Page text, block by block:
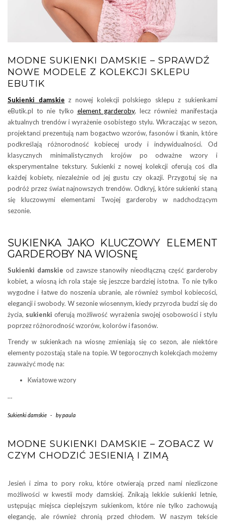
MODNE SUKIENKI DAMSKIE – SPRAWDŹ
NOWE MODELE Z KOLEKCJI SKLEPU
EBUTIK
Sukienki damskie z nowej kolekcji polskiego sklepu z sukienkami
eButik.pl to nie tylko element garderoby, lecz również manifestacja
aktualnych trendów i wyrażenie osobistego stylu. Wkraczając w sezon,
projektanci prezentują nam bogactwo wzorów, fasonów i tkanin, które
podkreślają różnorodność kobiecej urody i indywidualności. Od
klasycznych minimalistycznych krojów po odważne wzory i
eksperymentalne tekstury. Sukienki z nowej kolekcji oferują coś dla
każdej kobiety, niezależnie od jej gustu czy okazji. Przygotuj się na
podróż przez świat najnowszych trendów. Odkryj, które sukienki staną
się kluczowymi elementami Twojej garderoby w nadchodzącym
sezonie.
SUKIENKA JAKO KLUCZOWY ELEMENT
GARDEROBY NA WIOSNĘ
Sukienki damskie od zawsze stanowiły nieodłączną część garderoby
kobiet, a wiosną ich rola staje się jeszcze bardziej istotna. To nie tylko
wygodne i łatwe do noszenia ubranie, ale również symbol kobiecości,
elegancji i swobody. W sezonie wiosennym, kiedy przyroda budzi się do
życia, sukienki oferują możliwość wyrażenia swojej osobowości i stylu
poprzez różnorodność wzorów, kolorów i fasonów.
Trendy w sukienkach na wiosnę zmieniają się co sezon, ale niektóre
elementy pozostają stale na topie. W tegorocznych kolekcjach możemy
zauważyć modę na:
Kwiatowe wzory
…
Sukienki damskie - bypaula
MODNE SUKIENKI DAMSKIE – ZOBACZ W
CZYM CHODZIĆ JESIENIĄ I ZIMĄ
Jesień i zima to pory roku, które otwierają przed nami niezliczone
możliwości w kwestii mody damskiej. Znikają lekkie sukienki letnie,
ustępując miejsca cieplejszym sukienkom, które nie tylko zachowują
elegancję, ale również chronią przed chłodem. W naszym tekście